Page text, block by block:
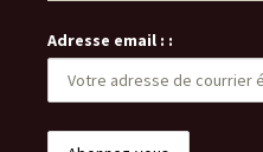
Adresse email : :